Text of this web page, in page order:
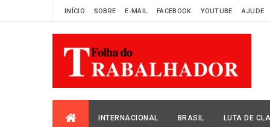
INÍCIO SOBRE E-MAIL FACEBOOK YOUTUBE AJUDE
INTERNACIONAL BRASIL LUTA DE